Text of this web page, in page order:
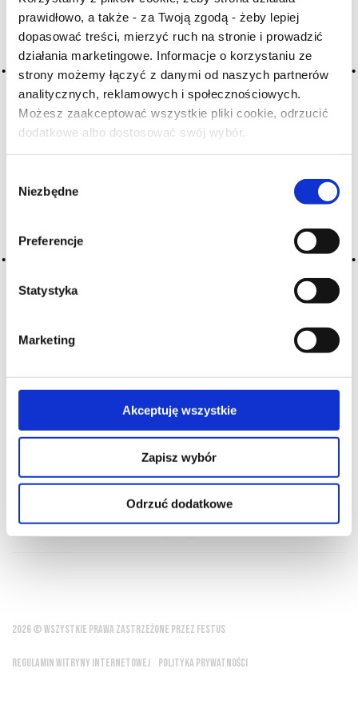
prawidłowo, a także - za Twoją zgodą - żeby lepiej
dopasować treści, mierzyć ruch na stronie i prowadzić
działania marketingowe. Informacje o korzystaniu ze
strony możemy łączyć z danymi od naszych partnerów
analitycznych, reklamowych i społecznościowych.
Możesz zaakceptować wszystkie pliki cookie, odrzucić
dodatkowe albo dostosować swój wybór.
zgody
Niezbędne
Preferencje
Statystyka
Marketing
Akceptuję wszystkie
Zapisz wybór
Odrzuć dodatkowe
Czy masz ukończone 18 lat?
Archiwum wpisów tagu:
vineyard enclosed by a wall
clos
2016-05-10
PRZEWODNIK
SŁOWNIK
Nie ma wina nad węgrzyna
powiedzenie z XIX wieku
2026 © WSZYSTKIE PRAWA ZASTRZEŻONE PRZEZ FESTUS
REGULAMIN WITRYNY INTERNETOWEJ POLITYKA PRYWATNOŚCI